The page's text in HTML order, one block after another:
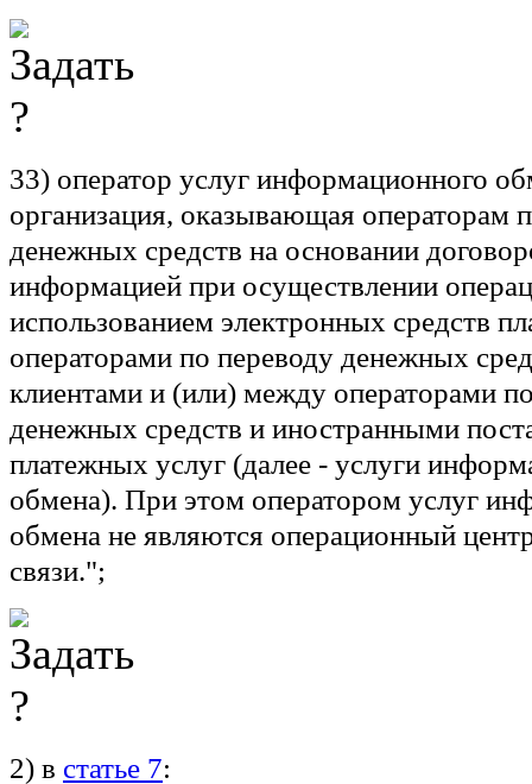
33) оператор услуг информационного
организация, оказывающая операторам
денежных средств на основании
информацией при осуществлении
использованием электронных средств
операторами по переводу денежных
клиентами и (или) между операторами
денежных средств и иностранными
платежных услуг (далее - услуги
обмена). При этом оператором услуг
обмена не являются операционный
связи.";
2) в статье 7: